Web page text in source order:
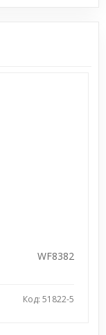
WF8382
Код: 51822-5